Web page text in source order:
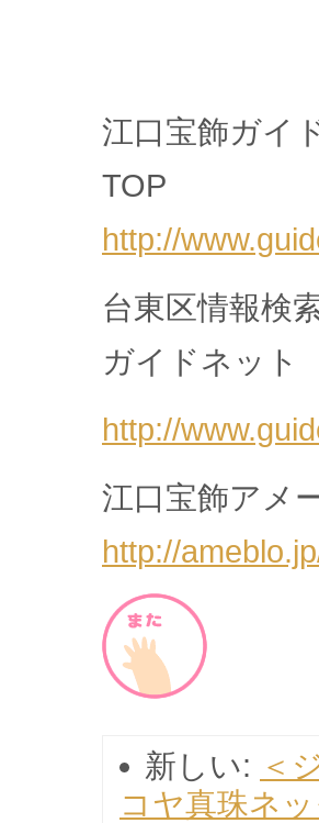
江口宝飾ガイ
TOP
http://
台東区情報検
ガイドネット
http://
江口宝飾アメ
http://
新しい: ＜
コヤ真珠ネ